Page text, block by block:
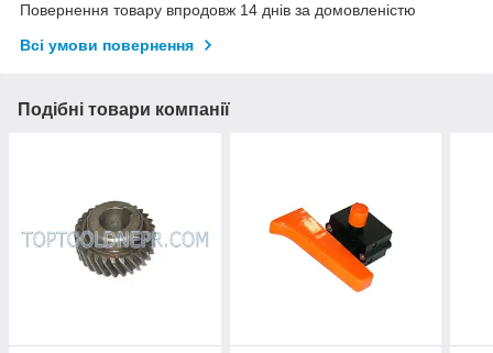
Повернення товару впродовж 14 днів за домовленістю
Всі умови повернення
Подібні товари компанії